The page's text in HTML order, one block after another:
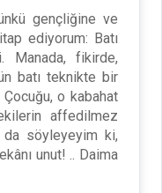
gençliğine ve
ediyorum: Batı
Manada, fikirde,
batı teknikte bir
o kabahat
affedilmez
da söyleyeyim ki,
unut! .. Daima